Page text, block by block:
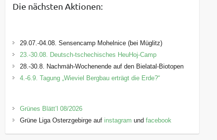
Die nächsten Aktionen:
29.07.-04.08. Sensencamp Mohelnice (bei Müglitz)
23.-30.08. Deutsch-tschechisches HeuHoj-Camp
28.-30.8. Nachmäh-Wochenende auf den Bielatal-Biotopen
4.-6.9. Tagung „Wieviel Bergbau erträgt die Erde?“
Grünes Blätt’l 08/2026
Grüne Liga Osterzgebirge auf instagram undfacebook